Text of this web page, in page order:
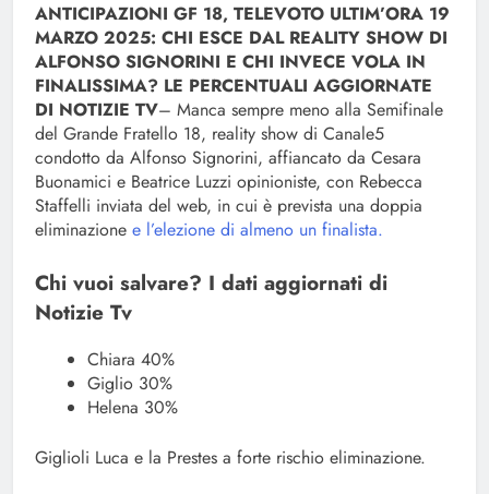
ANTICIPAZIONI GF 18, TELEVOTO ULTIM’ORA 19
MARZO 2025: CHI ESCE DAL REALITY SHOW DI
ALFONSO SIGNORINI E CHI INVECE VOLA IN
FINALISSIMA? LE PERCENTUALI AGGIORNATE
DI NOTIZIE TV– Manca sempre meno alla Semifinale
del Grande Fratello 18, reality show di Canale5
condotto da Alfonso Signorini, affiancato da Cesara
Buonamici e Beatrice Luzzi opinioniste, con Rebecca
Staffelli inviata del web, in cui è prevista una doppia
eliminazione e l’elezione di almeno un finalista.
Chi vuoi salvare? I dati aggiornati di
Notizie Tv
Chiara 40%
Giglio 30%
Helena 30%
Giglioli Luca e la Prestes a forte rischio eliminazione.